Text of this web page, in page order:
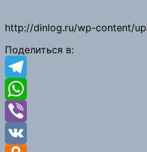
Link
http://dinlog.ru/wp-content/
Поделиться в:
Telegram
WhatsApp
Viber